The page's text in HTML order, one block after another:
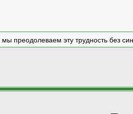
мы преодолеваем эту трудность без